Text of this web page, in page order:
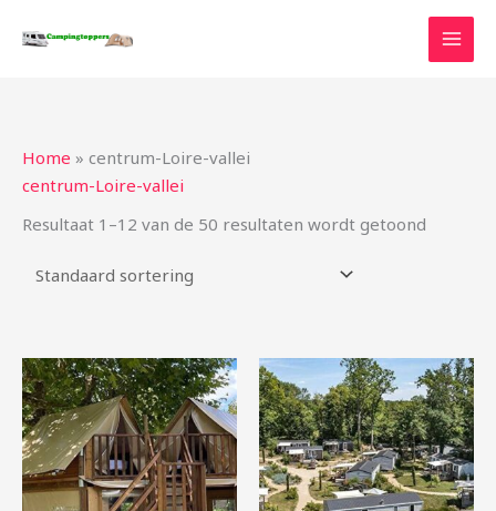
naar
Home » centrum-Loire-vallei
centrum-Loire-vallei
Resultaat 1–12 van de 50 resultaten wordt getoond